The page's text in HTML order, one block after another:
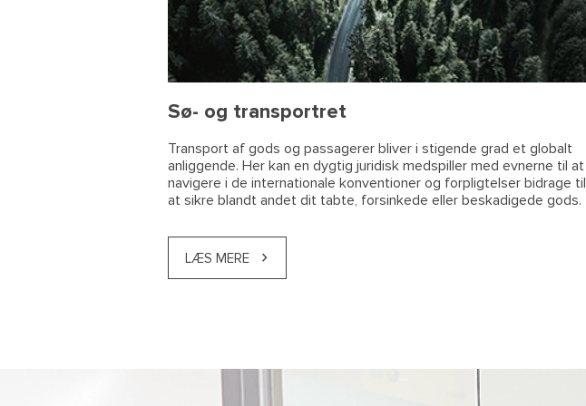
Sø- og transportret
Transport af gods og passagerer bliver i stigende grad et globalt
anliggende. Her kan en dygtig juridisk medspiller med evnerne til at
navigere i de internationale konventioner og forpligtelser bidrage til
at sikre blandt andet dit tabte, forsinkede eller beskadigede gods.
LÆS MERE